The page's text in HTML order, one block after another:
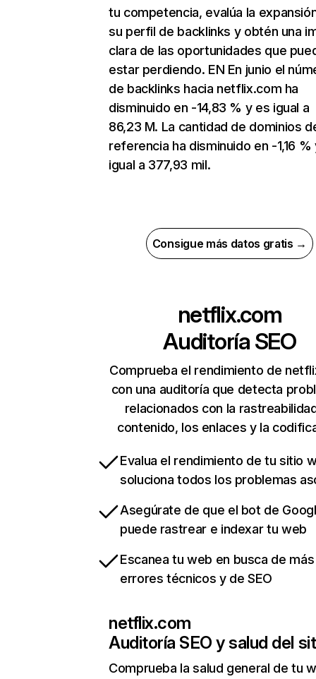
tu competencia, evalúa la
su perfil de backlinks y obtén una
clara de las oportunidades que
estar perdiendo. EN En junio el
de backlinks hacia netflix.com ha
disminuido en -14,83 % y es igual a
86,23 M. La cantidad de dominios
referencia ha disminuido en -1,16 %
igual a 377,93 mil.
Consigue más datos gratis →
netflix.com
Auditoría SEO
Comprueba el rendimiento de
con una auditoría que detecta
relacionados con la
contenido, los enlaces y la
Evalua el rendimiento de tu sitio
soluciona todos los problemas
Asegúrate de que el bot de
puede rastrear e indexar tu web
Escanea tu web en busca de
errores técnicos y de SEO
netflix.com
Auditoría SEO y salud del
Comprueba la salud general de tu